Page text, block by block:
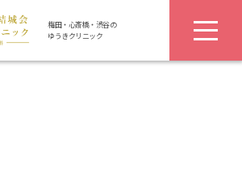
梅田・心斎橋・渋谷の
ゆうきクリニック